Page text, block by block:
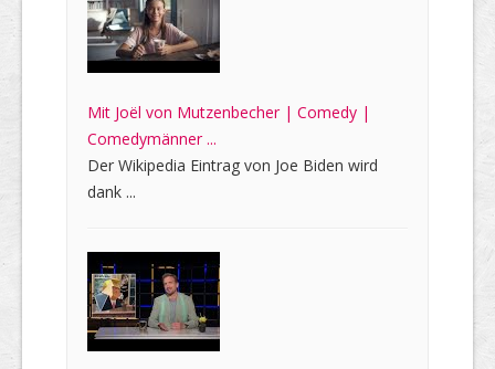
Mit Joël von Mutzenbecher | Comedy |
Comedymänner ...
Der Wikipedia Eintrag von Joe Biden wird
dank ...